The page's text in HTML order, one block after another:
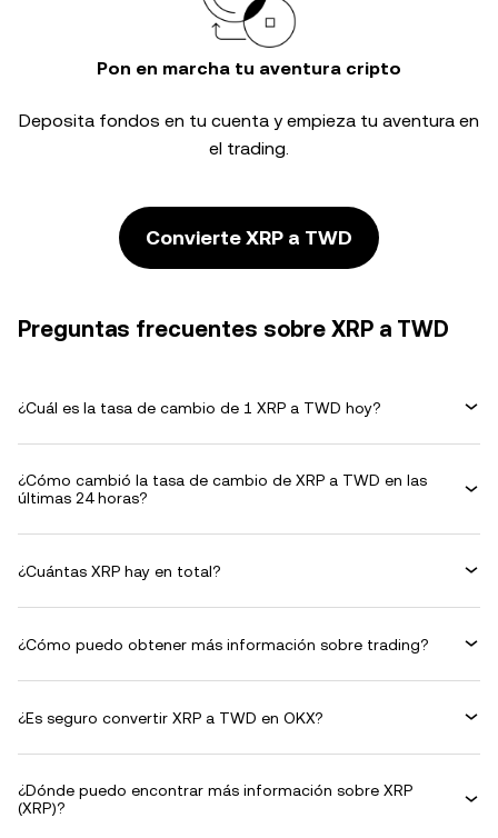
Pon en marcha tu aventura cripto
Deposita fondos en tu cuenta y empieza tu aventura en
el trading.
Convierte XRP a TWD
Preguntas frecuentes sobre XRP a TWD
¿Cuál es la tasa de cambio de 1 XRP a TWD hoy?
¿Cómo cambió la tasa de cambio de XRP a TWD en las
últimas 24 horas?
¿Cuántas XRP hay en total?
¿Cómo puedo obtener más información sobre trading?
¿Es seguro convertir XRP a TWD en OKX?
¿Dónde puedo encontrar más información sobre XRP
(XRP)?